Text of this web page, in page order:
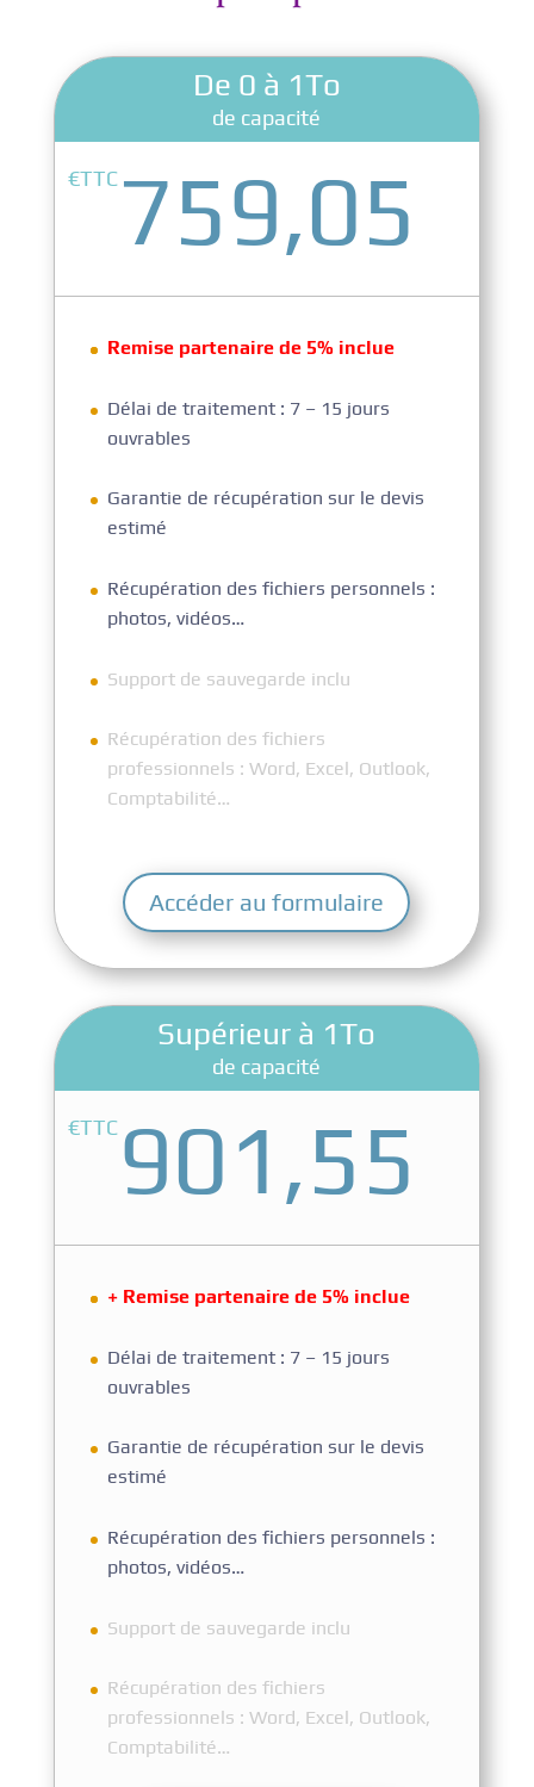
De 0 à 1To
de capacité
€TTC759,05
Remise partenaire de 5% inclue
Délai de traitement : 7 – 15 jours
ouvrables
Garantie de récupération sur le devis
estimé
Récupération des fichiers personnels :
photos, vidéos…
Support de sauvegarde inclu
Récupération des fichiers
professionnels : Word, Excel, Outlook,
Comptabilité…
Accéder au formulaire
Supérieur à 1To
de capacité
€TTC901,55
+ Remise partenaire de 5% inclue
Délai de traitement : 7 – 15 jours
ouvrables
Garantie de récupération sur le devis
estimé
Récupération des fichiers personnels :
photos, vidéos…
Support de sauvegarde inclu
Récupération des fichiers
professionnels : Word, Excel, Outlook,
Comptabilité…